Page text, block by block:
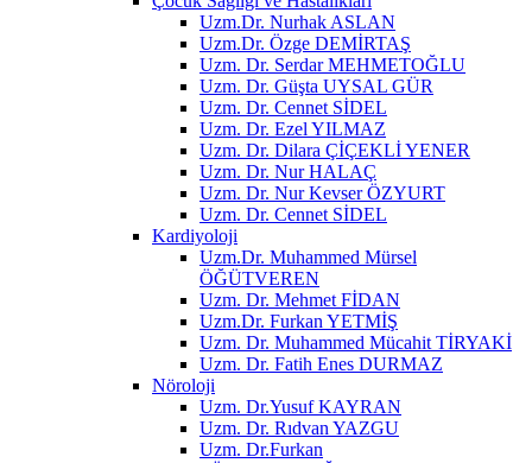
Uzm.Dr. Nurhak ASLAN
Uzm.Dr. Özge DEMİRTAŞ
Uzm. Dr. Serdar MEHMETOĞLU
Uzm. Dr. Güşta UYSAL GÜR
Uzm. Dr. Cennet SİDEL
Uzm. Dr. Ezel YILMAZ
Uzm. Dr. Dilara ÇİÇEKLİ YENER
Uzm. Dr. Nur HALAÇ
Uzm. Dr. Nur Kevser ÖZYURT
Uzm. Dr. Cennet SİDEL
Kardiyoloji
Uzm.Dr. Muhammed Mürsel
ÖĞÜTVEREN
Uzm. Dr. Mehmet FİDAN
Uzm.Dr. Furkan YETMİŞ
Uzm. Dr. Muhammed Mücahit TİRYAKİ
Uzm. Dr. Fatih Enes DURMAZ
Nöroloji
Uzm. Dr.Yusuf KAYRAN
Uzm. Dr. Rıdvan YAZGU
Uzm. Dr.Furkan